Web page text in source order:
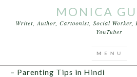
MONICA
Writer, Author, Cartoonist, Social Worker,
YouTuber
Children – बच्चों को कैसे समझें –
– Parenting Tips in Hindi